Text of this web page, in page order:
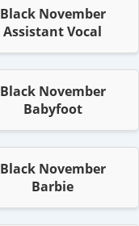
Black November
Assistant Vocal
Black November
Babyfoot
Black November
Barbie